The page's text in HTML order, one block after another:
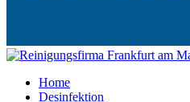
Home
Desinfektion